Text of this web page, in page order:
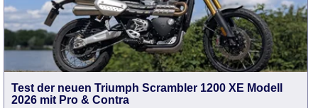
Test der neuen Triumph Scrambler 1200 XE Modell
2026 mit Pro & Contra